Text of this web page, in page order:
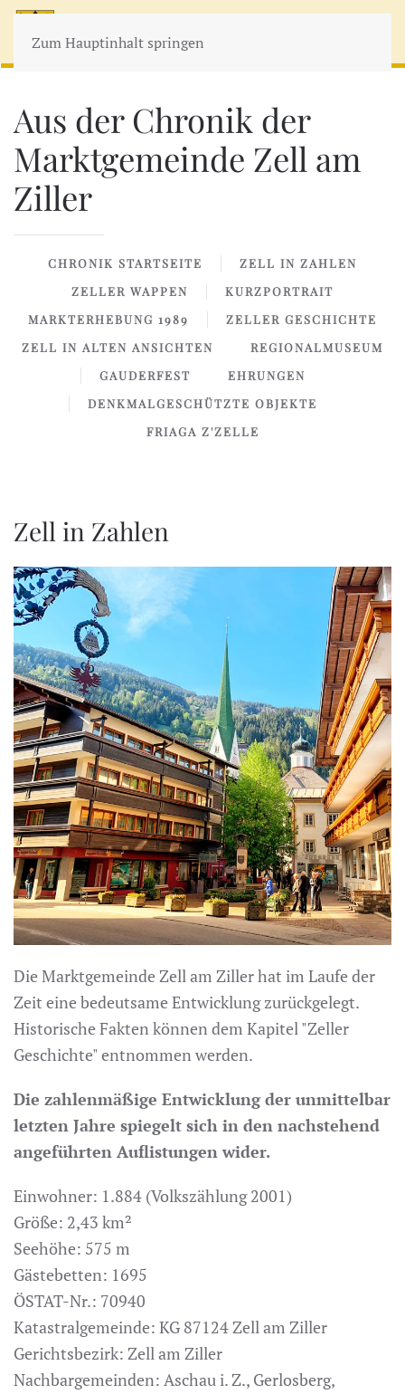
Zum Hauptinhalt springen
Aus der Chronik der
Marktgemeinde Zell am
Ziller
CHRONIK STARTSEITE
ZELL IN ZAHLEN
ZELLER WAPPEN
KURZPORTRAIT
MARKTERHEBUNG 1989
ZELLER GESCHICHTE
ZELL IN ALTEN ANSICHTEN
REGIONALMUSEUM
GAUDERFEST
EHRUNGEN
DENKMALGESCHÜTZTE OBJEKTE
FRIAGA Z'ZELLE
Zell in Zahlen
Die Marktgemeinde Zell am Ziller hat im Laufe der
Zeit eine bedeutsame Entwicklung zurückgelegt.
Historische Fakten können dem Kapitel "Zeller
Geschichte" entnommen werden.
Die zahlenmäßige Entwicklung der unmittelbar
letzten Jahre spiegelt sich in den nachstehend
angeführten Auflistungen wider.
Einwohner: 1.884 (Volkszählung 2001)
Größe: 2,43 km²
Seehöhe: 575 m
Gästebetten: 1695
ÖSTAT-Nr.: 70940
Katastralgemeinde: KG 87124 Zell am Ziller
Gerichtsbezirk: Zell am Ziller
Nachbargemeinden: Aschau i. Z., Gerlosberg,